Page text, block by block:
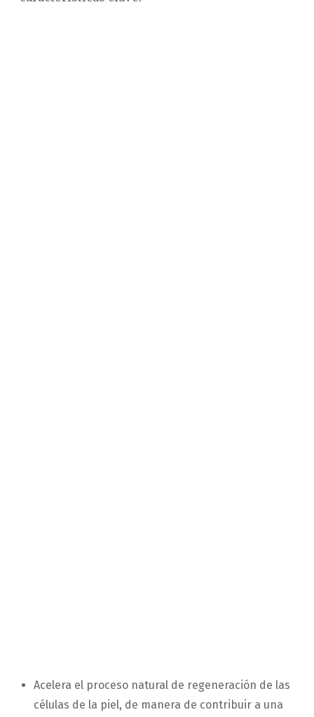
Acelera el proceso natural de regeneración de las
células de la piel, de manera de contribuir a una